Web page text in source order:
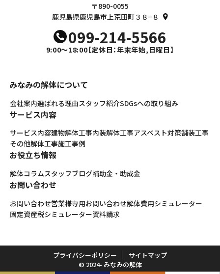
〒890-0055
鹿児島県鹿児島市上荒田町３８−８
099-214-5566
9:00～18:00【定休日：年末年始,日曜日】
みなみの解体について
会社案内選ばれる理由スタッフ紹介SDGsへの取り組み
サービス内容
サービス内容建物解体工事内装解体工事アスベスト対策舗装工事
その他解体工事施工事例
お役立ち情報
解体コラムスタッフブログ補助金・助成金
お問い合わせ
お問い合わせ営業様専用お問い合わせ解体費用シミュレーター
固定資産税シミュレーター資料請求
プライバシーポリシー
サイトマップ
© 2024- みなみの解体